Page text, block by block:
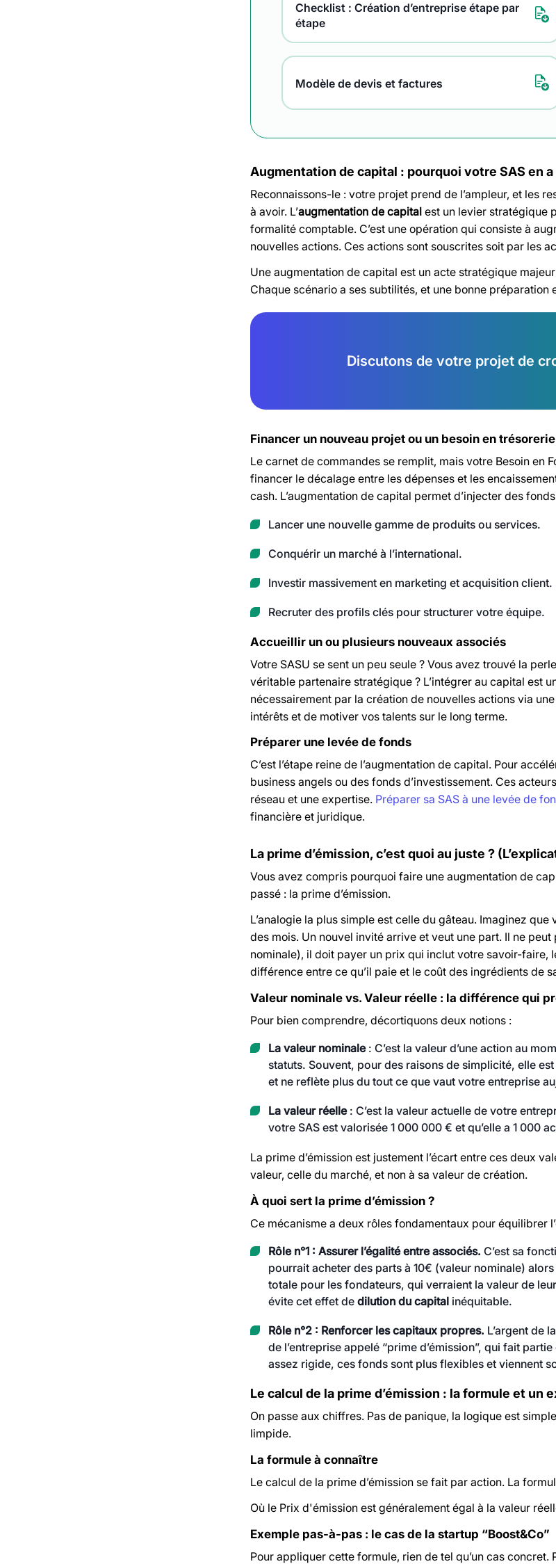
Checklist : Création d’entreprise étape par
étape
Modèle de devis et factures
Augmentation de capital : pourquoi votre SAS en
Reconnaissons-le : votre projet prend de l’ampleur, et les
à avoir. L’augmentation de capital est un levier stratégique
formalité comptable. C’est une opération qui consiste à
nouvelles actions. Ces actions sont souscrites soit par les
Une augmentation de capital est un acte stratégique
Chaque scénario a ses subtilités, et une bonne préparation
Discutons de votre projet de
Financer un nouveau projet ou un besoin en trésorerie
Le carnet de commandes se remplit, mais votre Besoin en
financer le décalage entre les dépenses et les
cash. L’augmentation de capital permet d’injecter des
Lancer une nouvelle gamme de produits ou services.
Conquérir un marché à l’international.
Investir massivement en marketing et acquisition client.
Recruter des profils clés pour structurer votre équipe.
Accueillir un ou plusieurs nouveaux associés
Votre SASU se sent un peu seule ? Vous avez trouvé la
véritable partenaire stratégique ? L’intégrer au capital est
nécessairement par la création de nouvelles actions via
intérêts et de motiver vos talents sur le long terme.
Préparer une levée de fonds
C’est l’étape reine de l’augmentation de capital. Pour
business angels ou des fonds d’investissement. Ces
réseau et une expertise. Préparer sa SAS à une levée de
financière et juridique.
La prime d’émission, c’est quoi au juste ?
Vous avez compris pourquoi faire une augmentation de
passé : la prime d’émission.
L’analogie la plus simple est celle du gâteau. Imaginez
des mois. Un nouvel invité arrive et veut une part. Il ne
nominale), il doit payer un prix qui inclut votre savoir-faire,
différence entre ce qu’il paie et le coût des ingrédients de
Valeur nominale vs. Valeur réelle : la différence qui
Pour bien comprendre, décortiquons deux notions :
La valeur nominale: C’est la valeur d’une action au
statuts. Souvent, pour des raisons de simplicité, elle
et ne reflète plus du tout ce que vaut votre entreprise
La valeur réelle: C’est la valeur actuelle de votre
votre SAS est valorisée 1 000 000 € et qu’elle a 1 000
La prime d’émission est justement l’écart entre ces deux
valeur, celle du marché, et non à sa valeur de création.
À quoi sert la prime d’émission ?
Ce mécanisme a deux rôles fondamentaux pour équilibrer
Rôle n°1 : Assurer l’égalité entre associés. C’est sa
pourrait acheter des parts à 10€ (valeur nominale)
totale pour les fondateurs, qui verraient la valeur de
évite cet effet de dilution du capital inéquitable.
Rôle n°2 : Renforcer les capitaux propres. L’argent de
de l’entreprise appelé “prime d’émission”, qui fait
assez rigide, ces fonds sont plus flexibles et viennent
Le calcul de la prime d’émission : la formule et un
On passe aux chiffres. Pas de panique, la logique est
limpide.
La formule à connaître
Le calcul de la prime d’émission se fait par action. La
Où le Prix d'émission est généralement égal à la valeur
Exemple pas-à-pas : le cas de la startup “Boost&Co”
Pour appliquer cette formule, rien de tel qu’un cas concret.